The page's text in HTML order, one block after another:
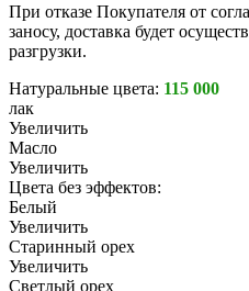
При отказе Покупателя от
заносу, доставка будет
разгрузки.
Натуральные цвета: 115 000
лак
Увеличить
Масло
Увеличить
Цвета без эффектов:
Белый
Увеличить
Старинный орех
Увеличить
Светлый орех